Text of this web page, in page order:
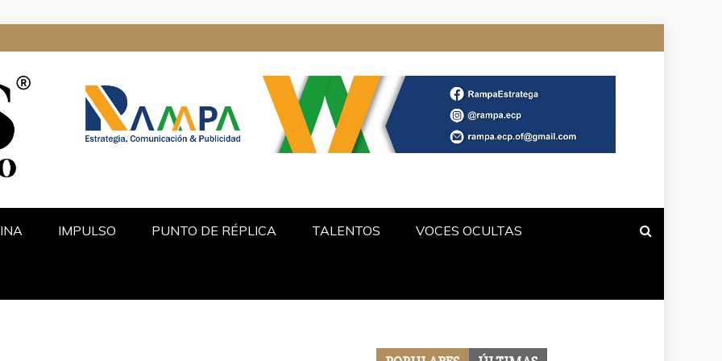
IMPULSO PUNTO DE RÉPLICA TALENTOS VOCES OCULTAS